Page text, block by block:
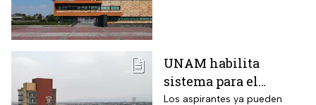
UNAM habilita
sistema para el
examen de control: así
Los aspirantes ya pueden